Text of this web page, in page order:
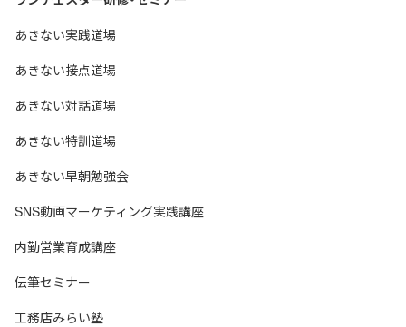
あきない実践道場
あきない接点道場
あきない対話道場
あきない特訓道場
あきない早朝勉強会
SNS動画マーケティング実践講座
内勤営業育成講座
伝筆セミナー
工務店みらい塾